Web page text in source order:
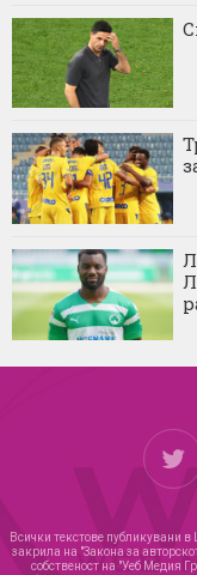
Всички текстове публикувани
закрила на "Закона за
собственост на "Уеб Медия